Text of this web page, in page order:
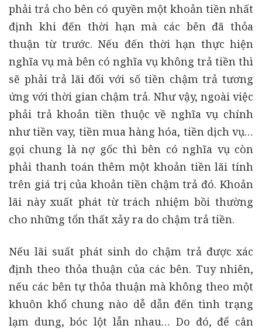
phải trả cho bên có quyền một khoản tiền nhất
định khi đến thời hạn mà các bên đã thỏa
thuận từ trước. Nếu đến thời hạn thực hiện
nghĩa vụ mà bên có nghĩa vụ không trả tiền thì
sẽ phải trả lãi đối với số tiền chậm trả tương
ứng với thời gian chậm trả. Như vậy, ngoài việc
phải trả khoản tiền thuộc về nghĩa vụ chính
như tiền vay, tiền mua hàng hóa, tiền dịch vụ…
gọi chung là nợ gốc thì bên có nghĩa vụ còn
phải thanh toán thêm một khoản tiền lãi tính
trên giá trị của khoản tiền chậm trả đó. Khoản
lãi này xuất phát từ trách nhiệm bồi thường
cho những tổn thất xảy ra do chậm trả tiền.
Nếu lãi suất phát sinh do chậm trả được xác
định theo thỏa thuận của các bên. Tuy nhiên,
nếu các bên tự thỏa thuận mà không theo một
khuôn khổ chung nào dễ dẫn đến tình trạng
lạm dung, bóc lột lẫn nhau… Do đó, để cân